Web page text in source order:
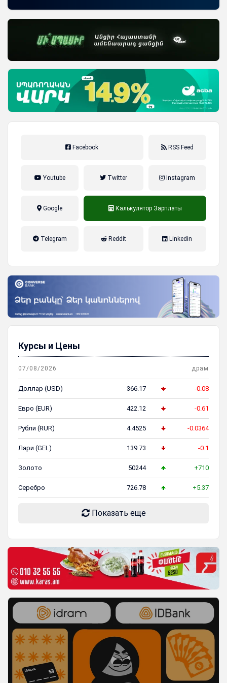
Facebook RSS Feed
Youtube Twitter Instagram
Google Калькулятор Зарплаты
Telegram Reddit Linkedin
Курсы и Цены
07/08/2026 драм
Доллар (USD) 366.17 -0.08
Евро (EUR) 422.12 -0.61
Рубли (RUR) 4.4525 -0.0364
Лари (GEL) 139.73 -0.1
Золото 50244 +710
Серебро 726.78 +5.37
Показать еще